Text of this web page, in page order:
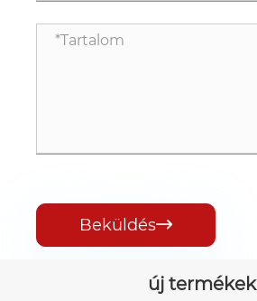
Beküldés
új termékek